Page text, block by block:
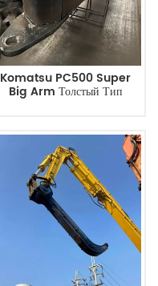
Komatsu PC500 Super
Big Arm Толстый Тип